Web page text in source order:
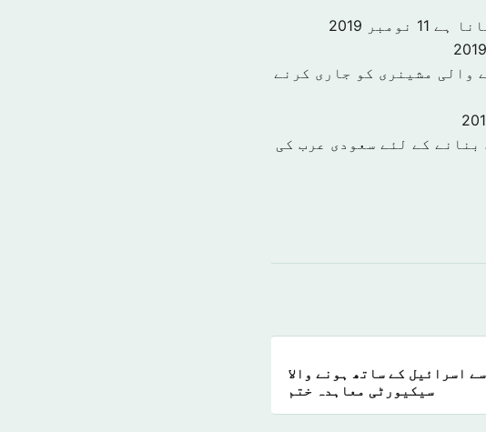
ہے 11 نومبر 2019
والی مشینری کو جاری کرنے
20 کانفرنس کو کامیاب بنانے کے لئے سعودی عرب کی
اسرائیل کے ساتھ ہونے والا
سیکیورٹی معاہدہ ختم